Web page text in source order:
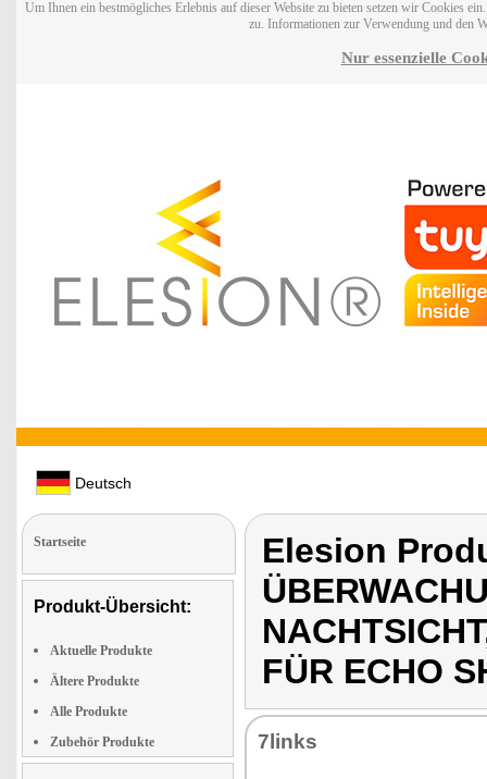
Um Ihnen ein bestmögliches Erlebnis auf dieser Website zu bieten setzen wir Cookies
zu. Informationen zur Verwendung und den
Nur essenzielle
Deutsch
Startseite
Produkt-Übersicht:
Aktuelle Produkte
Ältere Produkte
Alle Produkte
Zubehör Produkte
Elesion
FÜR ECHO
7links